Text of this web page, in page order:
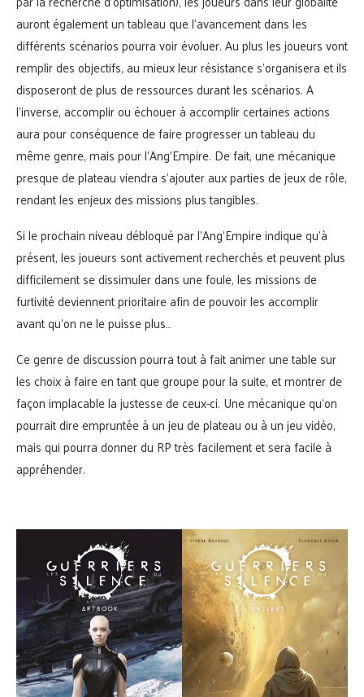
auront également un tableau que l’avancement dans les
différents scénarios pourra voir évoluer. Au plus les joueurs vont
remplir des objectifs, au mieux leur résistance s’organisera et ils
disposeront de plus de ressources durant les scénarios. A
l’inverse, accomplir ou échouer à accomplir certaines actions
aura pour conséquence de faire progresser un tableau du
même genre, mais pour l’Ang’Empire. De fait, une mécanique
presque de plateau viendra s’ajouter aux parties de jeux de rôle,
rendant les enjeux des missions plus tangibles.
Si le prochain niveau débloqué par l’Ang’Empire indique qu’à
présent, les joueurs sont activement recherchés et peuvent plus
difficilement se dissimuler dans une foule, les missions de
furtivité deviennent prioritaire afin de pouvoir les accomplir
avant qu’on ne le puisse plus…
Ce genre de discussion pourra tout à fait animer une table sur
les choix à faire en tant que groupe pour la suite, et montrer de
façon implacable la justesse de ceux-ci. Une mécanique qu’on
pourrait dire empruntée à un jeu de plateau ou à un jeu vidéo,
mais qui pourra donner du RP très facilement et sera facile à
appréhender.